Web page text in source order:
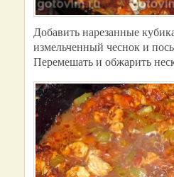
Добавить нарезанные
измельченный чеснок и
Перемешать и обжарить